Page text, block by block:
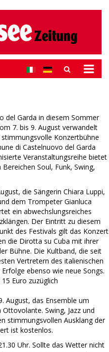
del Garda in diesem Sommer
7. bis 9. August verwandelt
Konzertbühne
di Castelnuovo del Garda
Veranstaltungsreihe bietet
Soul, Funk, Swing,
die Sängerin Chiara Luppi,
dem Trompeter Gianluca
ein abwechslungsreiches
Der Eintritt zu diesem
des Festivals gilt das Konzert
die Dirotta su Cuba mit ihrer
Bühne. Die Kultband, die seit
Vertretern des italienischen
ebenso wie neue Songs.
Euro zuzüglich
August, das Ensemble um
Swing, Jazz und
stimmungsvollen Ausklang der
ist kostenlos.
Uhr. Sollte das Wetter nicht